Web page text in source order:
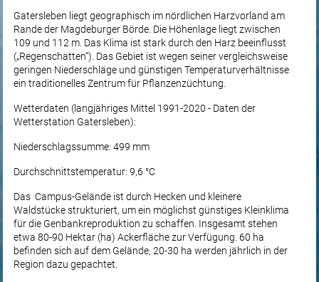
Gatersleben liegt geographisch im nördlichen Harzvorland am
Rande der Magdeburger Börde. Die Höhenlage liegt zwischen
109 und 112 m. Das Klima ist stark durch den Harz beeinflusst
(„Regenschatten“). Das Gebiet ist wegen seiner vergleichsweise
geringen Niederschläge und günstigen Temperaturverhältnisse
ein traditionelles Zentrum für Pflanzenzüchtung.
Wetterdaten (langjähriges Mittel 1991-2020 - Daten der
Wetterstation Gatersleben):
Niederschlagssumme: 499 mm
Durchschnittstemperatur: 9,6 °C
Das Campus-Gelände ist durch Hecken und kleinere
Waldstücke strukturiert, um ein möglichst günstiges Kleinklima
für die Genbankreproduktion zu schaffen. Insgesamt stehen
etwa 80-90 Hektar (ha) Ackerfläche zur Verfügung. 60 ha
befinden sich auf dem Gelände, 20-30 ha werden jährlich in der
Region dazu gepachtet.